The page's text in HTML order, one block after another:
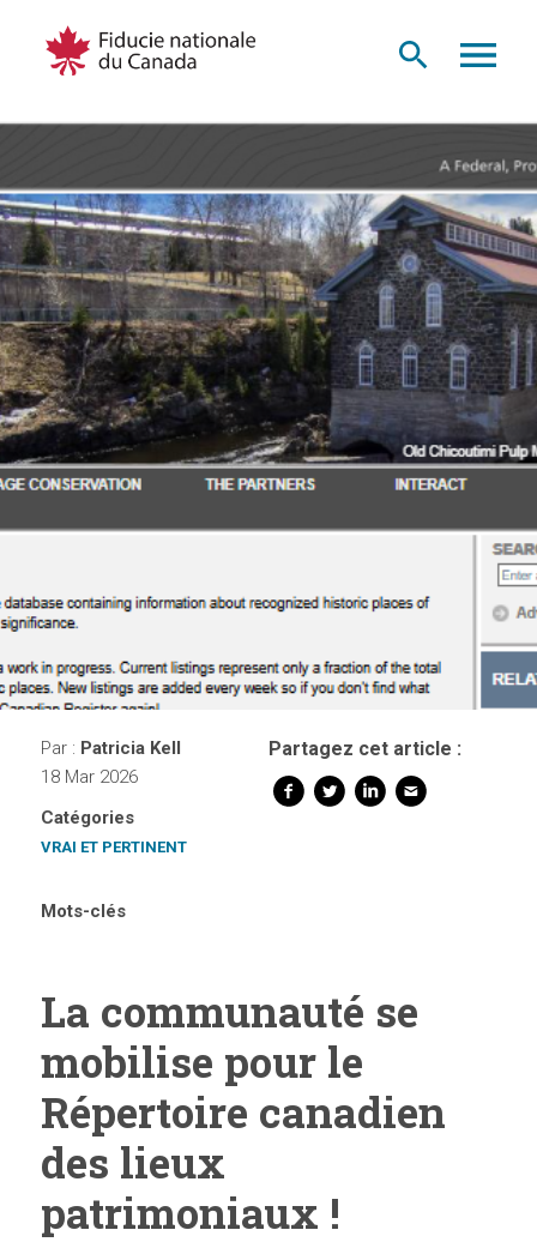
Partagez cet article :
Par : Patricia Kell
18 Mar 2026
Catégories
VRAI ET PERTINENT
Mots-clés
La communauté se
mobilise pour le
Répertoire canadien
des lieux
patrimoniaux !